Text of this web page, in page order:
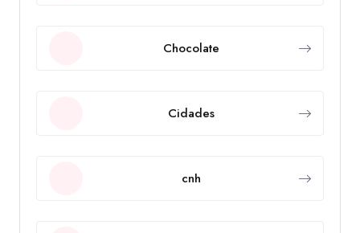
Chocolate
Cidades
cnh